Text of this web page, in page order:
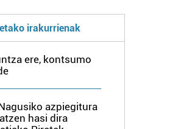
propioak eta hirugarrenen cookie-
ditu. Zure esperientzia eta
asmoz, cookie teknologiaz
onartuz gero, teknologia hori
ematen diguzu.
irakurrienak
ere, kontsumo
azpiegitura
hasi dira